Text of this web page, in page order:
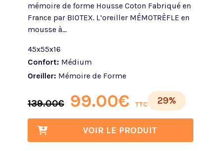
mémoire de forme Housse Coton Fabriqué en
France par BIOTEX. L’oreiller MÉMOTRÈFLE en
mousse à...
45x55x16
Confort: Médium
Oreiller: Mémoire de Forme
139.00€ 99.00€ TTC 29%
VOIR LE PRODUIT